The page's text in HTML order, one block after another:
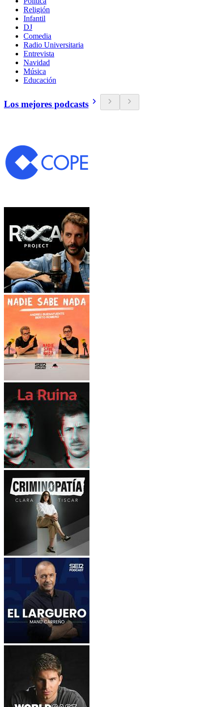
Religión
Infantil
DJ
Comedia
Radio Universitaria
Entrevista
Navidad
Música
Educación
Los mejores podcasts